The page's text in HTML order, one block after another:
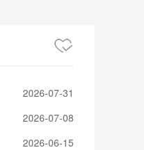
2026-07-31
2026-07-08
2026-06-15